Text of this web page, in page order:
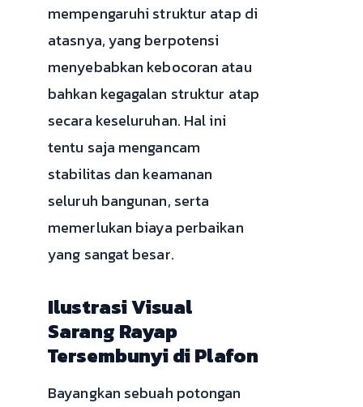
mempengaruhi struktur atap di
atasnya, yang berpotensi
menyebabkan kebocoran atau
bahkan kegagalan struktur atap
secara keseluruhan. Hal ini
tentu saja mengancam
stabilitas dan keamanan
seluruh bangunan, serta
memerlukan biaya perbaikan
yang sangat besar.
Ilustrasi Visual
Sarang Rayap
Tersembunyi di Plafon
Bayangkan sebuah potongan